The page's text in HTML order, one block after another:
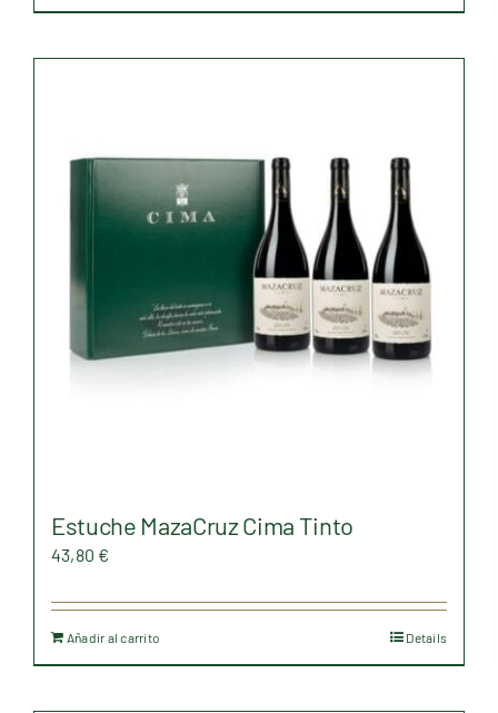
36,60 €.31,60 €.
Estuche MazaCruz Cima Tinto
43,80 €
Añadir al carrito Details